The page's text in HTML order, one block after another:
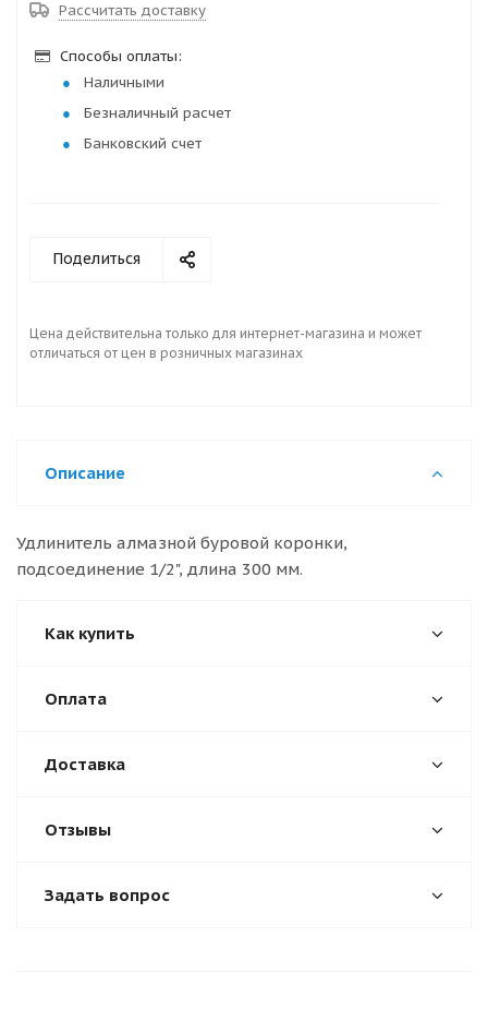
Рассчитать доставку
Способы оплаты:
Наличными
Безналичный расчет
Банковский счет
Поделиться
Цена действительна только для интернет-магазина и может
отличаться от цен в розничных магазинах
Описание
Удлинитель алмазной буровой коронки,
подсоединение 1/2", длина 300 мм.
Как купить
Оплата
Доставка
Отзывы
Задать вопрос